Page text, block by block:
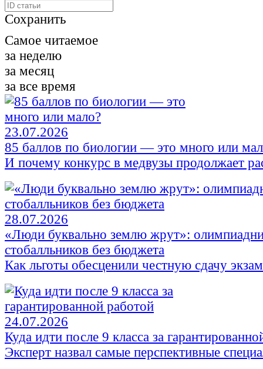
Сохранить
Самое читаемое
за неделю
за месяц
за все время
23.07.2026
85 баллов по биологии — это много или
И почему конкурс в медвузы продолжает
28.07.2026
«Люди буквально землю жрут»:
стобалльников без бюджета
Как льготы обесценили честную сдачу
24.07.2026
Куда идти после 9 класса за
Эксперт назвал самые перспективные